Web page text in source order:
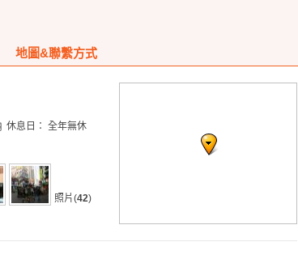
地圖&聯繫方式
休息日： 全年無休
照片(42)